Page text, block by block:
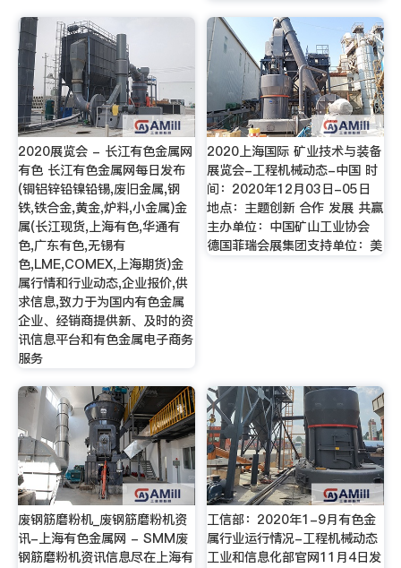
2020展览会 - 长江有色金属网
有色 长江有色金属网每日发布
(铜铝锌铅镍铅锡,废旧金属,钢
铁,铁合金,黄金,炉料,小金属)金
属(长江现货,上海有色,华通有
色,广东有色,无锡有
色,LME,COMEX,上海期货)金
属行情和行业动态,企业报价,供
求信息,致力于为国内有色金属
企业、经销商提供新、及时的资
讯信息平台和有色金属电子商务
服务
2020上海国际 矿业技术与装备
展览会-工程机械动态-中国 时
间：2020年12月03日-05日
地点：主题创新 合作 发展 共赢
主办单位：中国矿山工业协会
德国菲瑞会展集团支持单位：美
废钢筋磨粉机_废钢筋磨粉机资
讯-上海有色金属网 - SMM废
钢筋磨粉机资讯信息尽在上海有
工信部：2020年1-9月有色金
属行业运行情况-工程机械动态
工业和信息化部官网11月4日发